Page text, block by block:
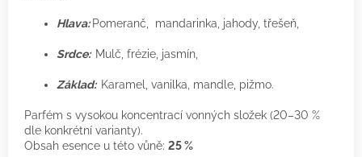
Hlava: Pomeranč, mandarinka, jahody, třešeň,
Srdce: Mulč, frézie, jasmín,
Základ: Karamel, vanilka, mandle, pižmo.
Parfém s vysokou koncentrací vonných složek (20–30 %
dle konkrétní varianty).
Obsah esence u této vůně: 25 %